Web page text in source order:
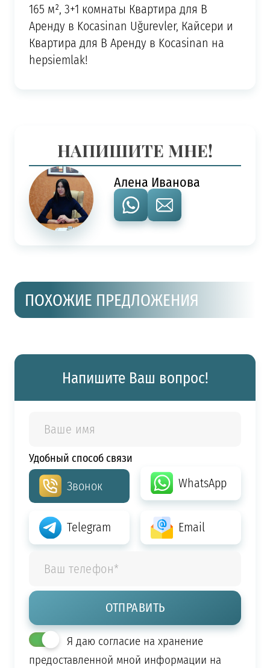
165 м², 3+1 комнаты Квартира для В
Аренду в Kocasinan Uğurevler, Кайсери и
Квартира для В Аренду в Kocasinan на
hepsiemlak!
НАПИШИТЕ МНЕ!
Алена Иванова
ПОХОЖИЕ ПРЕДЛОЖЕНИЯ
Напишите Ваш вопрос!
Удобный способ связи
Звонок WhatsApp
Telegram Email
Я даю согласие на хранение
предоставленной мной информации на